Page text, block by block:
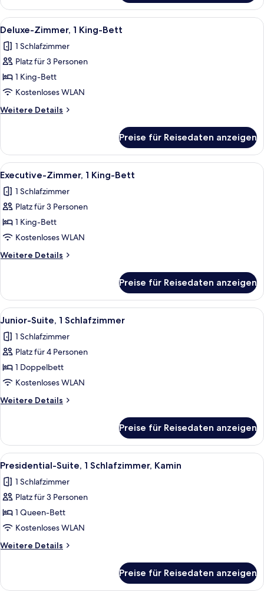
Zimmer,
1 King-
Bett
Alle
Fotos
für
Deluxe-
Zimmer,
1 King-
Bett
anzeigen
Ein Hotelzimmer mit einem großen
7
Deluxe-Zimmer, 1 King-Bett
1 Schlafzimmer
Platz für 3 Personen
1 King-Bett
Kostenloses WLAN
Weitere Details
Weitere
Zimmer,
1 King-
Bett
Preise für Reisedaten anzeigen
Alle
Fotos
für
Executive-
Zimmer,
1 King-
Bett
anzeigen
Ein Hotelzimmer mit einem großen
6
Executive-Zimmer, 1 King-Bett
1 Schlafzimmer
Platz für 3 Personen
1 King-Bett
Kostenloses WLAN
Weitere Details
Weitere
Zimmer,
1 King-
Bett
Preise für Reisedaten anzeigen
Alle
Fotos
für
Junior-
Suite,
1
Schlafzimmer
anzeigen
Ein modernes Hotelzimmer mit
4
Junior-Suite, 1 Schlafzimmer
1 Schlafzimmer
Platz für 4 Personen
1 Doppelbett
Kostenloses WLAN
Weitere Details
Weitere
Suite,
Schlafzimmer
Preise für Reisedaten anzeigen
Alle
Fotos
für
Presidential-
Suite,
1
Schlafzimmer,
Kamin
Ein modernes Wohnzimmer mit
7
Presidential-Suite, 1 Schlafzimmer, Kamin
1 Schlafzimmer
Platz für 3 Personen
1 Queen-Bett
Kostenloses WLAN
Weitere Details
Weitere
Suite,
Preise für Reisedaten anzeigen